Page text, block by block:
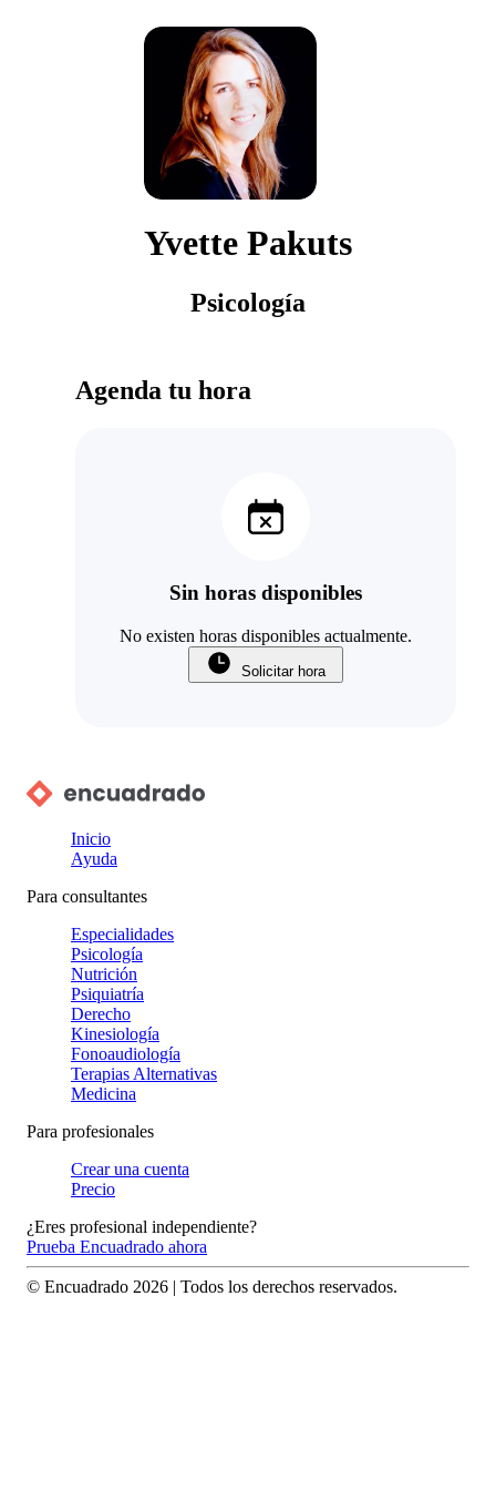
Yvette Pakuts
Psicología
Agenda tu hora
Sin horas disponibles
No existen horas disponibles actualmente.
Solicitar hora
Inicio
Ayuda
Para consultantes
Especialidades
Psicología
Nutrición
Psiquiatría
Derecho
Kinesiología
Fonoaudiología
Terapias Alternativas
Medicina
Para profesionales
Crear una cuenta
Precio
¿Eres profesional independiente?
Prueba Encuadrado ahora
© Encuadrado 2026 | Todos los derechos reservados.